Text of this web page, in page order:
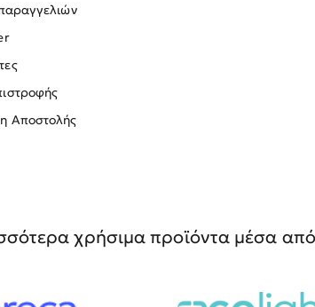
Αποστολής
χρήσιμα προϊόντα μέσα